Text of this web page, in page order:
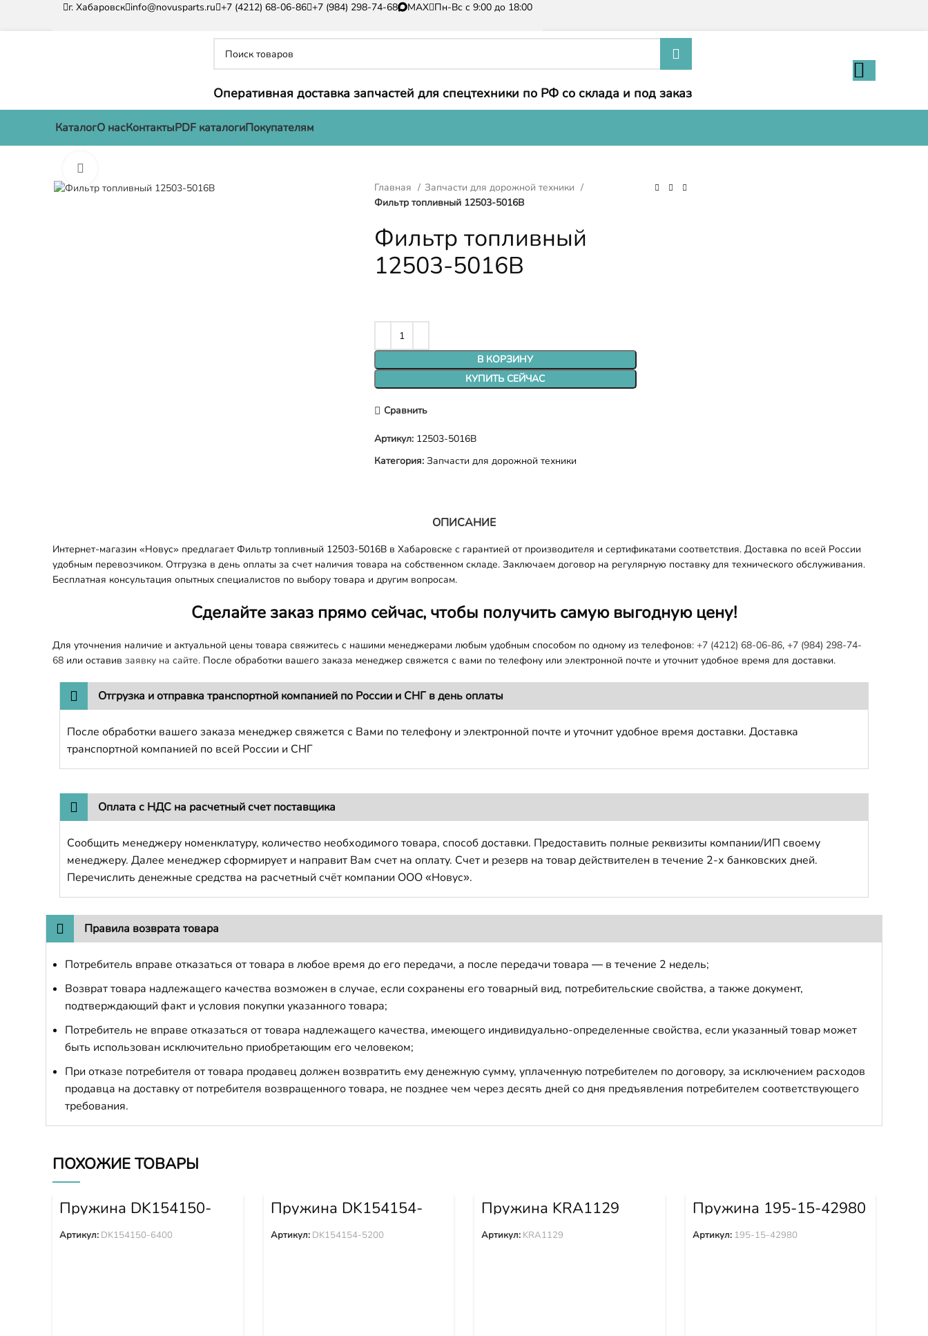
г. Хабаровск info@novusparts.ru +7 (4212) 68-06-86 +7 (984) 298-74-68 MAX Пн-Вс с 9:00 до 18:00
Оперативная доставка запчастей для спецтехники по РФ со склада и под заказ
КаталогО насКонтактыPDF каталогиПокупателям
Главная
Запчасти для дорожной техники
Фильтр топливный 12503-5016B
Фильтр топливный
12503-5016B
В КОРЗИНУ
КУПИТЬ СЕЙЧАС
Сравнить
Артикул: 12503-5016B
Категория: Запчасти для дорожной техники
ОПИСАНИЕ
Интернет-магазин «Новус» предлагает Фильтр топливный 12503-5016B в Хабаровске с гарантией от производителя и сертификатами соответствия. Доставка по всей России
удобным перевозчиком. Отгрузка в день оплаты за счет наличия товара на собственном складе. Заключаем договор на регулярную поставку для технического обслуживания.
Бесплатная консультация опытных специалистов по выбору товара и другим вопросам.
Сделайте заказ прямо сейчас, чтобы получить самую выгодную цену!
Для уточнения наличие и актуальной цены товара свяжитесь с нашими менеджерами любым удобным способом по одному из телефонов: +7 (4212) 68-06-86, +7 (984) 298-74-
68 или оставив заявку на сайте. После обработки вашего заказа менеджер свяжется с вами по телефону или электронной почте и уточнит удобное время для доставки.
Отгрузка и отправка транспортной компанией по России и СНГ в день оплаты
После обработки вашего заказа менеджер свяжется с Вами по телефону и электронной почте и уточнит удобное время доставки. Доставка
транспортной компанией по всей России и СНГ
Оплата с НДС на расчетный счет поставщика
Сообщить менеджеру номенклатуру, количество необходимого товара, способ доставки. Предоставить полные реквизиты компании/ИП своему
менеджеру. Далее менеджер сформирует и направит Вам счет на оплату. Счет и резерв на товар действителен в течение 2-х банковских дней.
Перечислить денежные средства на расчетный счёт компании ООО «Новус».
Правила возврата товара
Потребитель вправе отказаться от товара в любое время до его передачи, а после передачи товара — в течение 2 недель;
Возврат товара надлежащего качества возможен в случае, если сохранены его товарный вид, потребительские свойства, а также документ,
подтверждающий факт и условия покупки указанного товара;
Потребитель не вправе отказаться от товара надлежащего качества, имеющего индивидуально-определенные свойства, если указанный товар может
быть использован исключительно приобретающим его человеком;
При отказе потребителя от товара продавец должен возвратить ему денежную сумму, уплаченную потребителем по договору, за исключением расходов
продавца на доставку от потребителя возвращенного товара, не позднее чем через десять дней со дня предъявления потребителем соответствующего
требования.
ПОХОЖИЕ ТОВАРЫ
Пружина DK154150-
6400
Артикул: DK154150-6400
Пружина DK154154-
5200
Артикул: DK154154-5200
Пружина KRA1129
Артикул: KRA1129
Пружина 195-15-42980
Артикул: 195-15-42980